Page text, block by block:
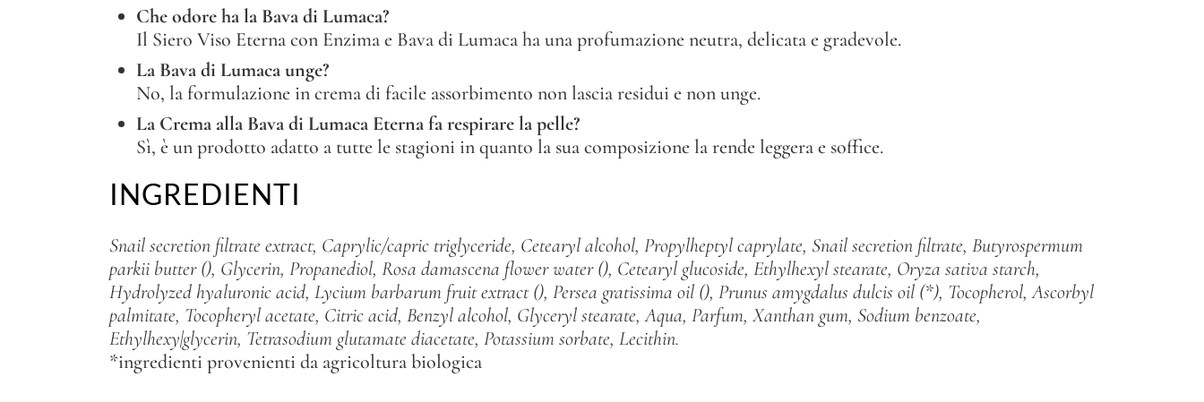
Che odore ha la Bava di Lumaca?
Il Siero Viso Eterna con Enzima e Bava di Lumaca ha una profumazione neutra, delicata e gradevole.
La Bava di Lumaca unge?
No, la formulazione in crema di facile assorbimento non lascia residui e non unge.
La Crema alla Bava di Lumaca Eterna fa respirare la pelle?
Sì, è un prodotto adatto a tutte le stagioni in quanto la sua composizione la rende leggera e soffice.
INGREDIENTI
Snail secretion filtrate extract, Caprylic/capric triglyceride, Cetearyl alcohol, Propylheptyl caprylate, Snail secretion filtrate, Butyrospermum
parkii butter (), Glycerin, Propanediol, Rosa damascena flower water (), Cetearyl glucoside, Ethylhexyl stearate, Oryza sativa starch,
Hydrolyzed hyaluronic acid, Lycium barbarum fruit extract (), Persea gratissima oil (), Prunus amygdalus dulcis oil (*), Tocopherol, Ascorbyl
palmitate, Tocopheryl acetate, Citric acid, Benzyl alcohol, Glyceryl stearate, Aqua, Parfum, Xanthan gum, Sodium benzoate,
Ethylhexy|glycerin, Tetrasodium glutamate diacetate, Potassium sorbate, Lecithin.
*ingredienti provenienti da agricoltura biologica